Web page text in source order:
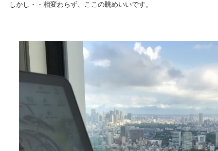
しかし・・相変わらず、ここの眺めいいです。
サラリーマン大家さんを応援！マンション経営、アパート経営の空室
ム、大家さん自ら行うネット集客、コンセプト賃貸の導入を研究する
on書籍出版、多拠点居住の暮らしぶり、旅行業務取扱管理者、宅建等